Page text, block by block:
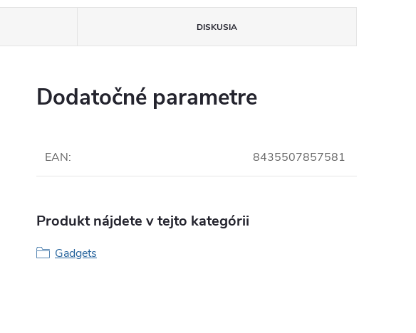
DISKUSIA
Dodatočné parametre
EAN: 8435507857581
Produkt nájdete v tejto kategórii
Gadgets